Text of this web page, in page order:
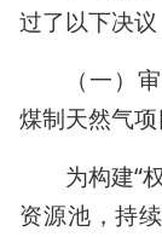
过了以下决议
（一）
煤制天然气项
为构建“
资源池，持